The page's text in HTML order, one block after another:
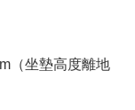
（坐墊高度離地